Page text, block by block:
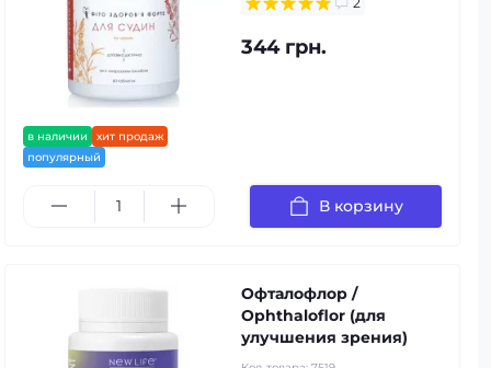
в наличии
хит продаж
популярный
344 грн.
В корзину
Офталофлор /
Ophthaloflor (для
улучшения зрения)